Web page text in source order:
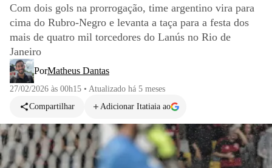
Com dois gols na prorrogação, time argentino vira para
cima do Rubro-Negro e levanta a taça para a festa dos
mais de quatro mil torcedores do Lanús no Rio de
Janeiro
PorMatheus Dantas
27/02/2026 às 00h15 • Atualizado há 5 meses
Compartilhar
Adicionar Itatiaia ao